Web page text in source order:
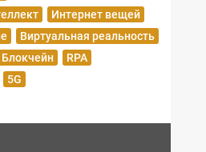
Интернет вещей
Виртуальная реальность
Блокчейн
RPA
5G